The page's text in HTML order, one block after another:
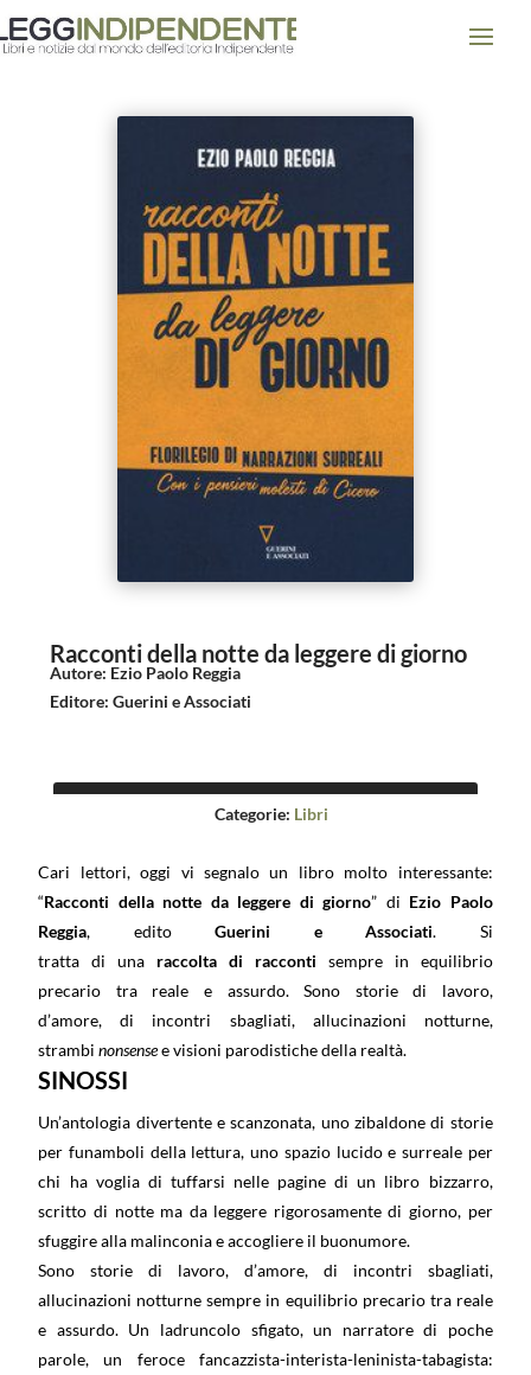
Racconti della notte da leggere di giorno
Autore: Ezio Paolo Reggia
Editore:Guerini e Associati
Categorie: Libri
Cari lettori, oggi vi segnalo un libro molto interessante:
“Racconti della notte da leggere di giorno” di Ezio Paolo
Reggia, editoGuerini e Associati. Si
tratta di una raccolta di racconti sempre in equilibrio
precario tra reale e assurdo. Sono storie di lavoro,
d’amore, di incontri sbagliati, allucinazioni notturne,
strambinonsensee visioni parodistiche della realtà.
SINOSSI
Un’antologia divertente e scanzonata, uno zibaldone di storie
per funamboli della lettura, uno spazio lucido e surreale per
chi ha voglia di tuffarsi nelle pagine di un libro bizzarro,
scritto di notte ma da leggere rigorosamente di giorno, per
sfuggire alla malinconia e accogliere il buonumore.
Sono storie di lavoro, d’amore, di incontri sbagliati,
allucinazioni notturne sempre in equilibrio precario tra reale
e assurdo. Un ladruncolo sfigato, un narratore di poche
parole, un feroce fancazzista-interista-leninista-tabagista: